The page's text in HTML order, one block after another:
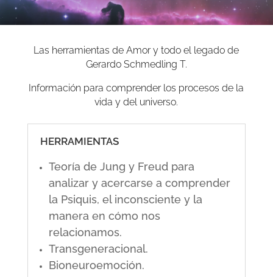
Las herramientas de Amor y todo el legado de
Gerardo Schmedling T.
Información para comprender los procesos de la
vida y del universo.
HERRAMIENTAS
Teoría de Jung y Freud para
analizar y acercarse a comprender
la Psiquis, el inconsciente y la
manera en cómo nos
relacionamos.
Transgeneracional.
Bioneuroemoción.